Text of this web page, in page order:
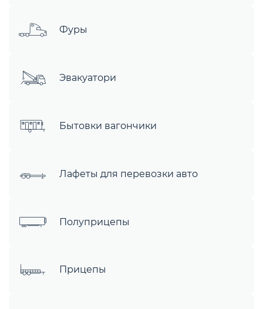
Фуры
Эвакуатори
Бытовки вагончики
Лафеты для перевозки авто
Полуприцепы
Прицепы